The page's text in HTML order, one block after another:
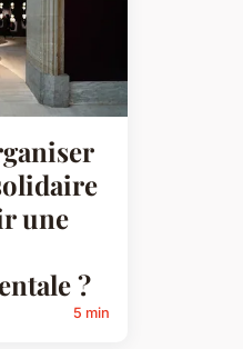
une
?
5 min